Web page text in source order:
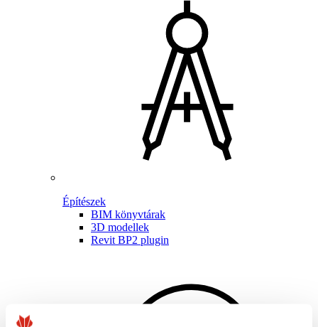
Építészek
BIM könyvtárak
3D modellek
Revit BP2 plugin